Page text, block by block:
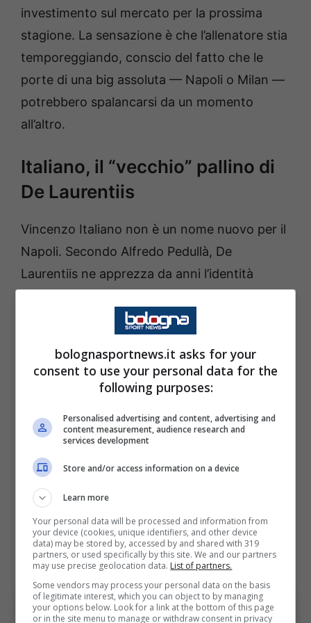
investimento sul mercato per la prossima
stagione. La sensazione è che l’allenatore stia
temporeggiando, conscio del fatto che le
porte di una big assoluta — Napoli o Milan —
potrebbero spalancarsi da un momento
all’altro.
Italiano, il “vecchio” pallino di
De Laurentiis
Vincenzo Italiano non è un nome nuovo per il
Napoli. Secondo Alfredo Pedullà, De
Laurentiis ne apprezza da anni l’identità
valorizzare la rosa e il calcio offensivo,
DNA azzurro.
causa del forte pressing dell’Atalanta e
l’assalto ad Allegri si scontrasse con i nodi
contrattuali che legano il livornese al Milan (9
milioni lordi),Italiano diventerebbe
immediatamente la primissima scelta del
Napoli. Rappresenta l’alternativa ideale per
ambizione e sostenibilità economica.
bolognasportnews.it asks for your
consent to use your personal data for the
following purposes:
Personalised advertising and content, advertising and
content measurement, audience research and
services development
Store and/or access information on a device
Learn more
Your personal data will be processed and information from
your device (cookies, unique identifiers, and other device
data) may be stored by, accessed by and shared with 319
partners, or used specifically by this site. We and our partners
may use precise geolocation data. List of partners.
Some vendors may process your personal data on the basis
of legitimate interest, which you can object to by managing
your options below. Look for a link at the bottom of this page
or in the site menu to manage or withdraw consent in privacy